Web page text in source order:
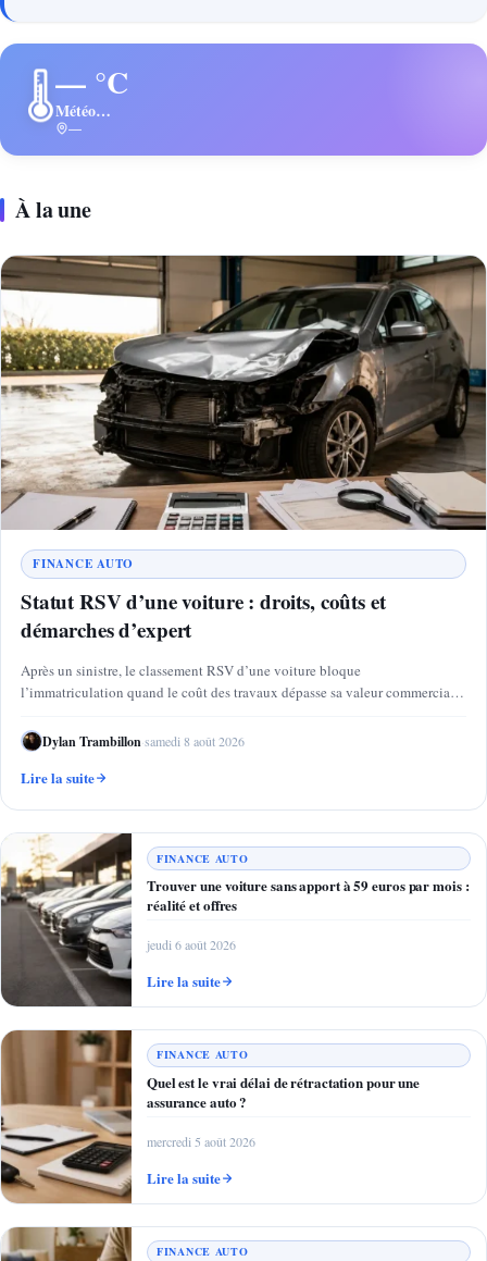
🌡️— °C
Météo…
—
À la une
FINANCE AUTO
Statut RSV d’une voiture : droits, coûts et
démarches d’expert
Après un sinistre, le classement RSV d’une voiture bloque
l’immatriculation quand le coût des travaux dépasse sa valeur commerciale
Dylan Trambillon·samedi 8 août 2026
Lire la suite
FINANCE AUTO
Trouver une voiture sans apport à 59 euros par mois :
réalité et offres
jeudi 6 août 2026
Lire la suite
FINANCE AUTO
Quel est le vrai délai de rétractation pour une
assurance auto ?
mercredi 5 août 2026
Lire la suite
FINANCE AUTO